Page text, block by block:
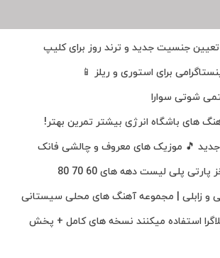
جنسیت جدید و ترند روز برای کلیپ
برای استوری و ریلز 📱
شوتی سوارا
های باشگاه انرژی بیشتر تمرین بهتر!
جدید 🎵 موزیک‌ های معروف و چالشی فانک
پلی لیست دهه های 60 70 80
و زابلی | مجموعه آهنگ‌ های محلی سیستانی
استفاده میکنند نسخه های کامل + پخش